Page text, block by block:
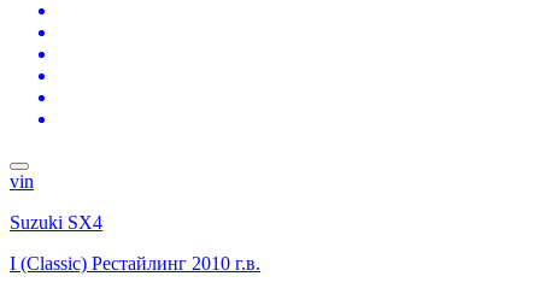
vin
Suzuki SX4
I (Classic) Рестайлинг 2010 г.в.